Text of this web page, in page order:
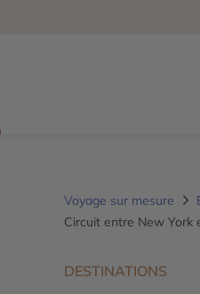
Voyage sur mesure
Circuit entre New York
DESTINATIONS